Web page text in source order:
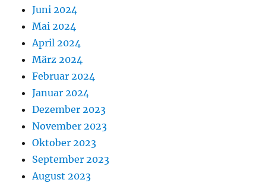
Juni 2024
Mai 2024
April 2024
März 2024
Februar 2024
Januar 2024
Dezember 2023
November 2023
Oktober 2023
September 2023
August 2023